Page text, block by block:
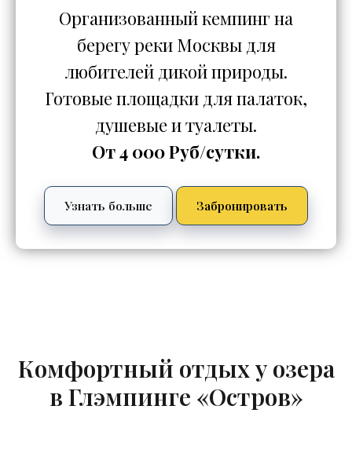
Организованный кемпинг на
берегу реки Москвы для
любителей дикой природы.
Готовые площадки для палаток,
душевые и туалеты.
От 4 000 Руб/сутки.
Узнать больше Забронировать
Комфортный отдых у озера
в Глэмпинге «Остров»